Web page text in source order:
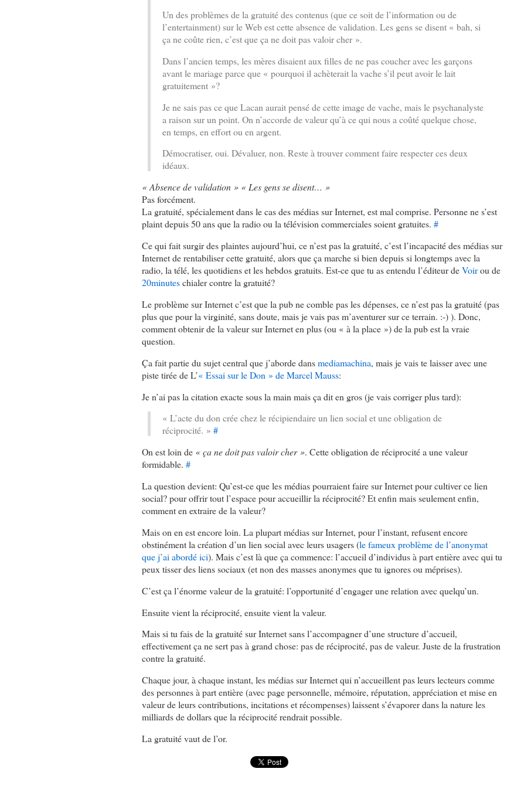
Un des problèmes de la gratuité des contenus (que ce soit de l’information ou de
l’entertainment) sur le Web est cette absence de validation. Les gens se disent « bah, si
ça ne coûte rien, c’est que ça ne doit pas valoir cher ».
Dans l’ancien temps, les mères disaient aux filles de ne pas coucher avec les garçons
avant le mariage parce que « pourquoi il achèterait la vache s’il peut avoir le lait
gratuitement »?
Je ne sais pas ce que Lacan aurait pensé de cette image de vache, mais le psychanalyste
a raison sur un point. On n’accorde de valeur qu’à ce qui nous a coûté quelque chose,
en temps, en effort ou en argent.
Démocratiser, oui. Dévaluer, non. Reste à trouver comment faire respecter ces deux
idéaux.
« Absence de validation » « Les gens se disent… »
Pas forcément.
La gratuité, spécialement dans le cas des médias sur Internet, est mal comprise. Personne ne s’est
plaint depuis 50 ans que la radio ou la télévision commerciales soient gratuites. #
Ce qui fait surgir des plaintes aujourd’hui, ce n’est pas la gratuité, c’est l’incapacité des médias sur
Internet de rentabiliser cette gratuité, alors que ça marche si bien depuis si longtemps avec la
radio, la télé, les quotidiens et les hebdos gratuits. Est-ce que tu as entendu l’éditeur deVoirou de
20minuteschialer contre la gratuité?
Le problème sur Internet c’est que la pub ne comble pas les dépenses, ce n’est pas la gratuité (pas
plus que pour la virginité, sans doute, mais je vais pas m’aventurer sur ce terrain. :-) ). Donc,
comment obtenir de la valeur sur Internet en plus (ou « à la place ») de la pub est la vraie
question.
Ça fait partie du sujet central que j’aborde dansmediamachina, mais je vais te laisser avec une
piste tirée de L’« Essai sur le Don » de Marcel Mauss:
Je n’ai pas la citation exacte sous la main mais ça dit en gros (je vais corriger plus tard):
« L’acte du don crée chez le récipiendaire un lien social et une obligation de
réciprocité. » #
On est loin de « ça ne doit pas valoir cher ». Cette obligation de réciprocité a une valeur
formidable. #
La question devient: Qu’est-ce que les médias pourraient faire sur Internet pour cultiver ce lien
social? pour offrir tout l’espace pour accueillir la réciprocité? Et enfin mais seulement enfin,
comment en extraire de la valeur?
Mais on en est encore loin. La plupart médias sur Internet, pour l’instant, refusent encore
obstinément la création d’un lien social avec leurs usagers (le fameux problème de l’anonymat
que j’ai abordé ici). Mais c’est là que ça commence: l’accueil d’individus à part entière avec qui tu
peux tisser des liens sociaux (et non des masses anonymes que tu ignores ou méprises).
C’est ça l’énorme valeur de la gratuité: l’opportunité d’engager une relation avec quelqu’un.
Ensuite vient la réciprocité, ensuite vient la valeur.
Mais si tu fais de la gratuité sur Internet sans l’accompagner d’une structure d’accueil,
effectivement ça ne sert pas à grand chose: pas de réciprocité, pas de valeur. Juste de la frustration
contre la gratuité.
Chaque jour, à chaque instant, les médias sur Internet qui n’accueillent pas leurs lecteurs comme
des personnes à part entière (avec page personnelle, mémoire, réputation, appréciation et mise en
valeur de leurs contributions, incitations et récompenses) laissent s’évaporer dans la nature les
milliards de dollars que la réciprocité rendrait possible.
La gratuité vaut de l’or.